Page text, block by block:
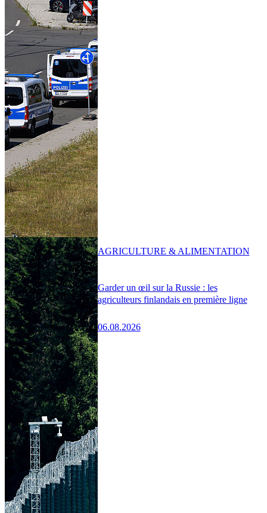
Garder un œil sur la Russie : les
agriculteurs finlandais en première ligne
06.08.2026
AGRICULTURE & ALIMENTATION